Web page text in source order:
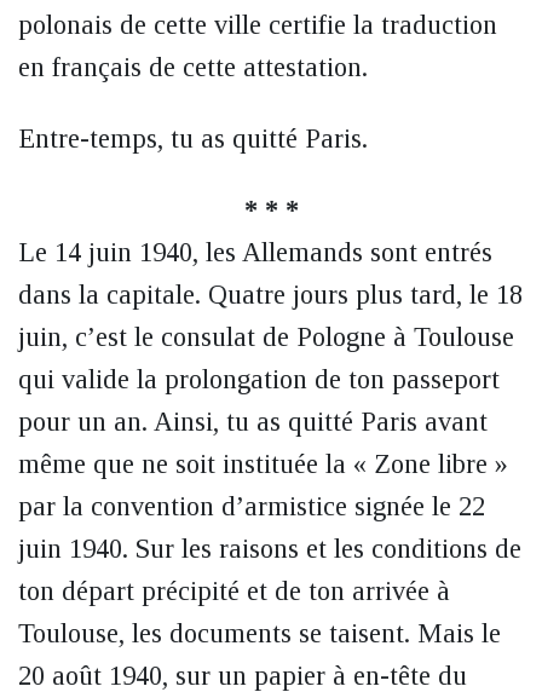
polonais de cette ville certifie la traduction
en français de cette attestation.
Entre-temps, tu as quitté Paris.
* * *
Le 14 juin 1940, les Allemands sont entrés
dans la capitale. Quatre jours plus tard, le 18
juin, c’est le consulat de Pologne à Toulouse
qui valide la prolongation de ton passeport
pour un an. Ainsi, tu as quitté Paris avant
même que ne soit instituée la « Zone libre »
par la convention d’armistice signée le 22
juin 1940. Sur les raisons et les conditions de
ton départ précipité et de ton arrivée à
Toulouse, les documents se taisent. Mais le
20 août 1940, sur un papier à en-tête du